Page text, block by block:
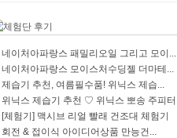
네이처아파랑스 패밀리오일 그리고 모이...
네이처아파랑스 모이스처수딩젤 더마테...
제습기 추천, 여름필수품! 위닉스 제습...
위닉스 제습기 추천 ♡ 위닉스 뽀송 주피터
[체험기] 맥시브 리얼 빨래 건조대 체험기
회전 & 접이식 아이디어상품 만능건...